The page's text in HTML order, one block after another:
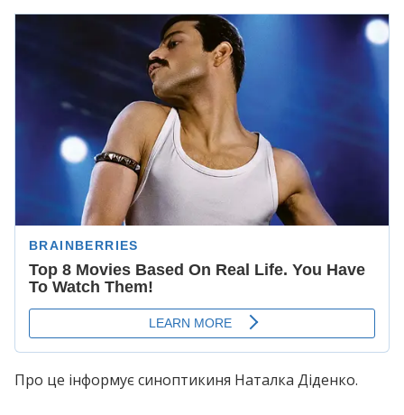
Про це інформує синоптикиня Наталка Діденко.